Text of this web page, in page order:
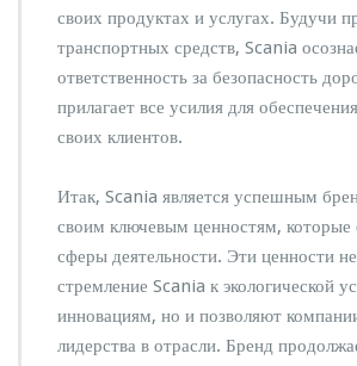
своих продуктах и услугах. Будучи
транспортных средств, Scania
ответственность за безопасность
прилагает все усилия для
своих клиентов.
Итак, Scania является успешным
своим ключевым ценностям, которые
сферы деятельности. Эти ценности
стремление Scania к экологической
инновациям, но и позволяют
лидерства в отрасли. Бренд